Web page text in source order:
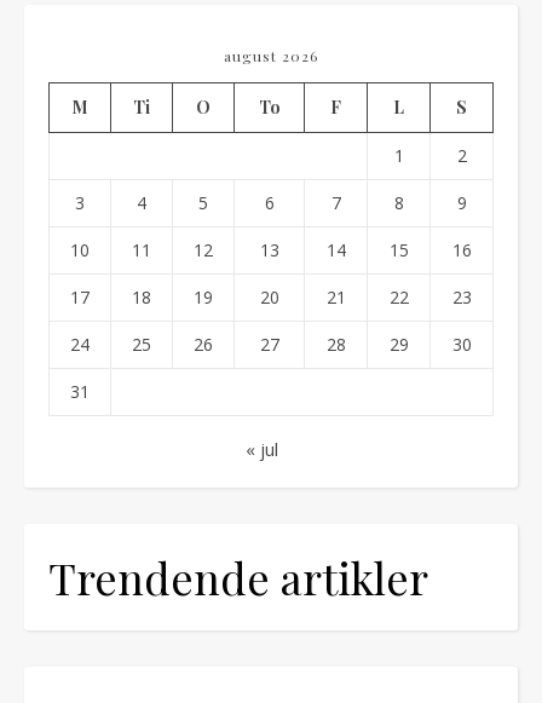
august 2026
M Ti O To F L S
1 2
3 4 5 6 7 8 9
10 11 12 13 14 15 16
17 18 19 20 21 22 23
24 25 26 27 28 29 30
31
« jul
Trendende artikler